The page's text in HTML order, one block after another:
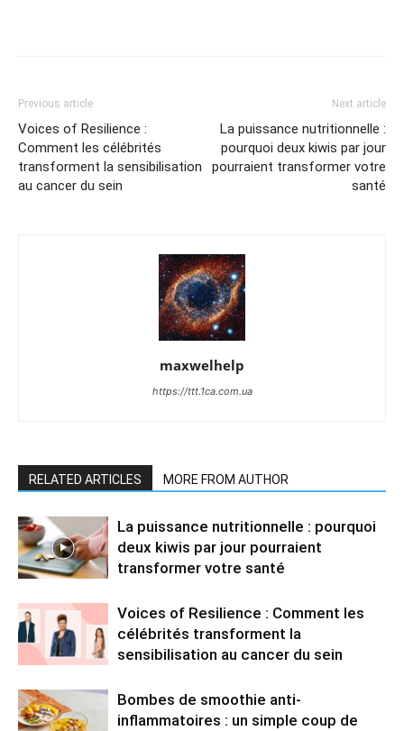
Previous article
Voices of Resilience :
Comment les célébrités
transforment la sensibilisation
au cancer du sein
Next article
La puissance nutritionnelle :
pourquoi deux kiwis par jour
pourraient transformer votre
santé
maxwelhelp
https://ttt.1ca.com.ua
RELATED ARTICLES MORE FROM AUTHOR
La puissance nutritionnelle : pourquoi
deux kiwis par jour pourraient
transformer votre santé
Voices of Resilience : Comment les
célébrités transforment la
sensibilisation au cancer du sein
Bombes de smoothie anti-
inflammatoires : un simple coup de